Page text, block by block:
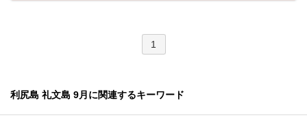
1
利尻島 礼文島 9月に関連するキーワード